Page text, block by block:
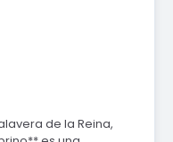
de la Reina,